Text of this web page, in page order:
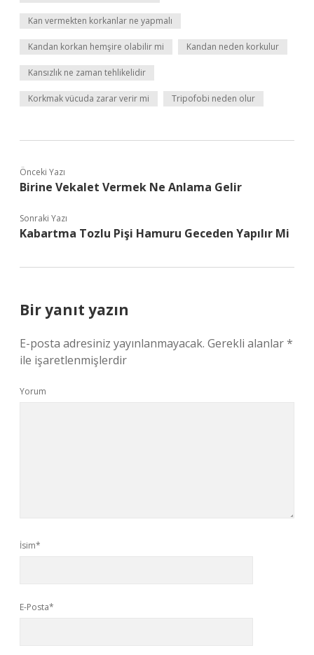
Kan vermekten korkanlar ne yapmalı
Kandan korkan hemşire olabilir mi Kandan neden korkulur
Kansızlık ne zaman tehlikelidir
Korkmak vücuda zarar verir mi Tripofobi neden olur
Önceki Yazı
Birine Vekalet Vermek Ne Anlama Gelir
Sonraki Yazı
Kabartma Tozlu Pişi Hamuru Geceden Yapılır Mi
Bir yanıt yazın
E-posta adresiniz yayınlanmayacak. Gerekli alanlar*
ile işaretlenmişlerdir
Yorum
İsim*
E-Posta*